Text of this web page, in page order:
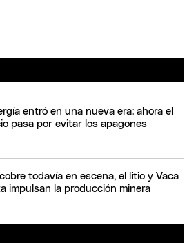
entró en una nueva era: ahora el
pasa por evitar los apagones
todavía en escena, el litio y Vaca
impulsan la producción minera